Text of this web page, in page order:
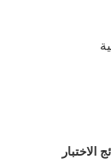
الاختبار